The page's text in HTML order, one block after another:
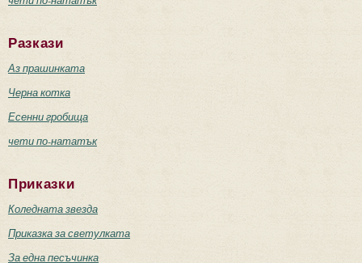
Разкази
Аз прашинката
Черна котка
Есенни гробища
чети по-нататък
Приказки
Коледната звезда
Приказка за светулката
За една песъчинка